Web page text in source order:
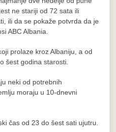
ne stariji od 72 sata ili
ili da se pokaže potvrda da je
ABC Albania.
prolaze kroz Albaniju, a od
šest godina starosti.
neki od potrebnih
moraju u 10-dnevni
čas od 23 do šest sati ujutru.